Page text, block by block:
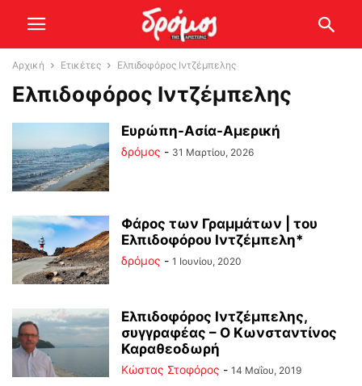
Αρχική Ετικέτες Ελπιδοφόρος Ιντζέμπελης
Ελπιδοφόρος Ιντζέμπελης
Ευρώπη-Ασία-Αμερική
δρόμος - 31 Μαρτίου, 2026
Φάρος των Γραμμάτων | του
Ελπιδοφόρου Ιντζέμπελη*
δρόμος - 1 Ιουνίου, 2020
Ελπιδοφόρος Ιντζέμπελης,
συγγραφέας – Ο Κωνσταντίνος
Καραθεοδωρή
Κώστας Στοφόρος - 14 Μαΐου, 2019